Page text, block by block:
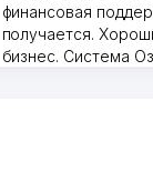
финансовая
получается.
бизнес. Система